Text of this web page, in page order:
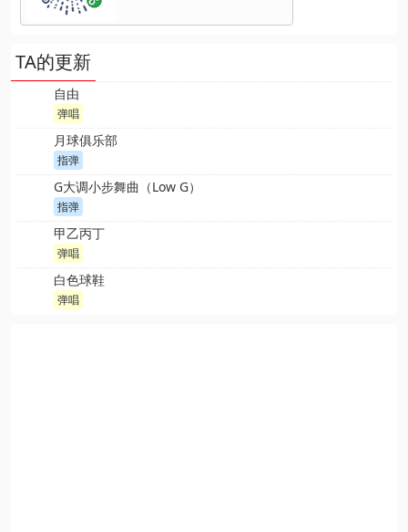
TA的更新
自由
弹唱
月球俱乐部
指弹
G大调小步舞曲（Low G）
指弹
甲乙丙丁
弹唱
白色球鞋
弹唱